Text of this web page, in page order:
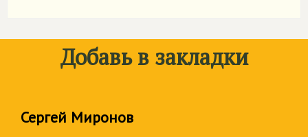
Добавь в закладки
Сергей Миронов